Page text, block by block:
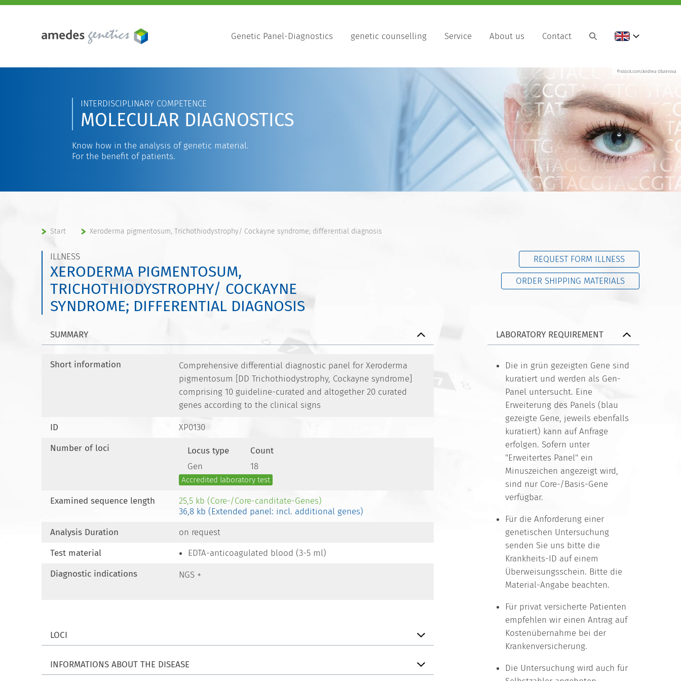
Genetic Panel-Diagnostics genetic counselling Service About us Contact
©istock.com/Andrea Obzerova
INTERDISCIPLINARY COMPETENCE
MOLECULAR DIAGNOSTICS
Know how in the analysis of genetic material.
For the benefit of patients.
Start Xeroderma pigmentosum, Trichothiodystrophy/ Cockayne syndrome; differential diagnosis
ILLNESS
XERODERMA PIGMENTOSUM,
TRICHOTHIODYSTROPHY/ COCKAYNE
SYNDROME; DIFFERENTIAL DIAGNOSIS
REQUEST FORM ILLNESS
ORDER SHIPPING MATERIALS
SUMMARY
Short information
Comprehensive differential diagnostic panel for Xeroderma
pigmentosum [DD Trichothiodystrophy, Cockayne syndrome]
comprising 10 guideline-curated and altogether 20 curated
genes according to the clinical signs
ID
XP0130
Number of loci
Locus type
Count
Gen
18
Accredited laboratory test
Examined sequence length
25,5 kb (Core-/Core-canditate-Genes)
36,8 kb (Extended panel: incl. additional genes)
Analysis Duration
on request
Test material
EDTA-anticoagulated blood (3-5 ml)
Diagnostic indications
NGS +
LOCI
INFORMATIONS ABOUT THE DISEASE
LABORATORY REQUIREMENT
Die in grün gezeigten Gene sind
kuratiert und werden als Gen-
Panel untersucht. Eine
Erweiterung des Panels (blau
gezeigte Gene, jeweils ebenfalls
kuratiert) kann auf Anfrage
erfolgen. Sofern unter
"Erweitertes Panel" ein
Minuszeichen angezeigt wird,
sind nur Core-/Basis-Gene
verfügbar.
Für die Anforderung einer
genetischen Untersuchung
senden Sie uns bitte die
Krankheits-ID auf einem
Überweisungsschein. Bitte die
Material-Angabe beachten.
Für privat versicherte Patienten
empfehlen wir einen Antrag auf
Kostenübernahme bei der
Krankenversicherung.
Die Untersuchung wird auch für